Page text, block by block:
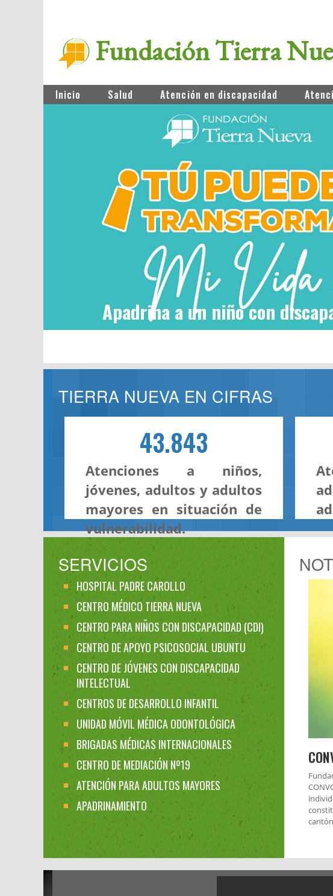
Fundación Tierra
Inicio Salud Atención en discapacidad
Apadrina a un niño con
TIERRA NUEVA EN CIFRAS
43.843
Atenciones a niños,
jóvenes, adultos y adultos
mayores en situación de
vulnerabilidad.
SERVICIOS
HOSPITAL PADRE CAROLLO
CENTRO MÉDICO TIERRA NUEVA
CENTRO PARA NIÑOS CON DISCAPACIDAD (CDI)
CENTRO DE APOYO PSICOSOCIAL UBUNTU
CENTRO DE JÓVENES CON DISCAPACIDAD
INTELECTUAL
CENTROS DE DESARROLLO INFANTIL
UNIDAD MÓVIL MÉDICA ODONTOLÓGICA
BRIGADAS MÉDICAS INTERNACIONALES
CENTRO DE MEDIACIÓN Nº19
ATENCIÓN PARA ADULTOS MAYORES
APADRINAMIENTO